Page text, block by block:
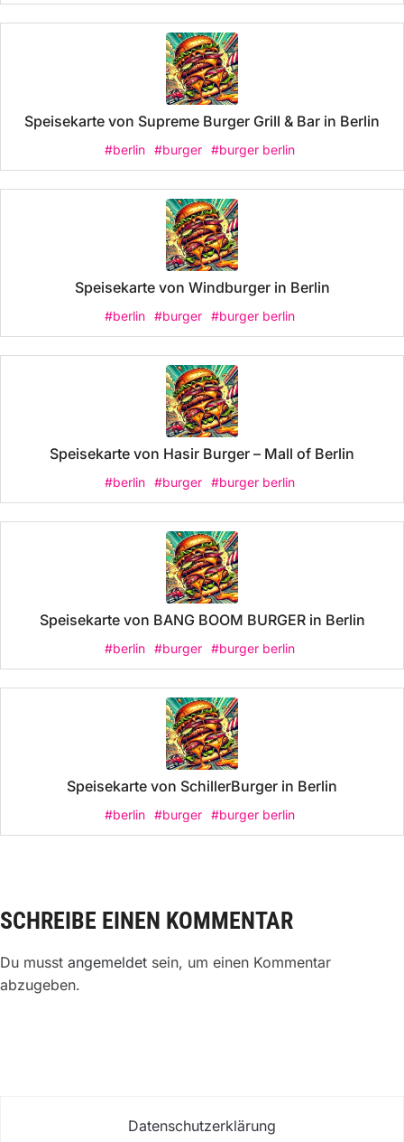
Speisekarte von Supreme Burger Grill & Bar in Berlin
#berlin #burger #burger berlin
Speisekarte von Windburger in Berlin
#berlin #burger #burger berlin
Speisekarte von Hasir Burger – Mall of Berlin
#berlin #burger #burger berlin
Speisekarte von BANG BOOM BURGER in Berlin
#berlin #burger #burger berlin
Speisekarte von SchillerBurger in Berlin
#berlin #burger #burger berlin
SCHREIBE EINEN KOMMENTAR
Du musst angemeldet sein, um einen Kommentar
abzugeben.
Datenschutzerklärung